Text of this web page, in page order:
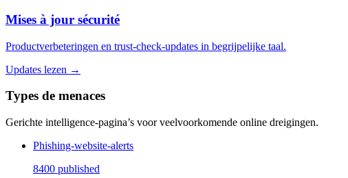
Mises à jour sécurité
Productverbeteringen en trust-check-updates in begrijpelijke taal.
Updates lezen →
Types de menaces
Gerichte intelligence-pagina’s voor veelvoorkomende online dreigingen.
Phishing-website-alerts
8400 published